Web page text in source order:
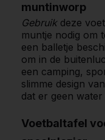
muntinworp
Gebruikdeze
muntje nodig om
een balletje
om in de
een camping,
slimme design
dat er geen
Voetbaltafel